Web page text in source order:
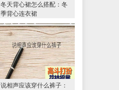
冬天背心裙怎么搭配：冬
季背心连衣裙
说相声应该穿什么裤子：